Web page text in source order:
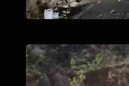
trending_flat